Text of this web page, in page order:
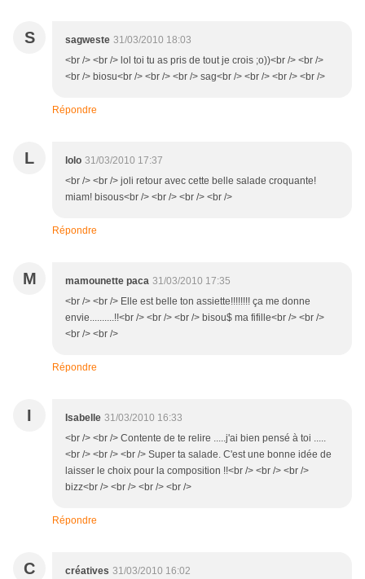
S sagweste 31/03/2010 18:03
<br /> <br /> lol toi tu as pris de tout je crois ;o))<br /> <br />
<br /> biosu<br /> <br /> <br /> sag<br /> <br /> <br /> <br />
Répondre
L lolo 31/03/2010 17:37
<br /> <br /> joli retour avec cette belle salade croquante!
miam! bisous<br /> <br /> <br /> <br />
Répondre
M mamounette paca 31/03/2010 17:35
<br /> <br /> Elle est belle ton assiette!!!!!!!! ça me donne
envie..........!!<br /> <br /> <br /> bisou$ ma fifille<br /> <br />
<br /> <br />
Répondre
I Isabelle 31/03/2010 16:33
<br /> <br /> Contente de te relire .....j'ai bien pensé à toi .....
<br /> <br /> <br /> Super ta salade. C'est une bonne idée de
laisser le choix pour la composition !!<br /> <br /> <br />
bizz<br /> <br /> <br /> <br />
Répondre
C créatives 31/03/2010 16:02